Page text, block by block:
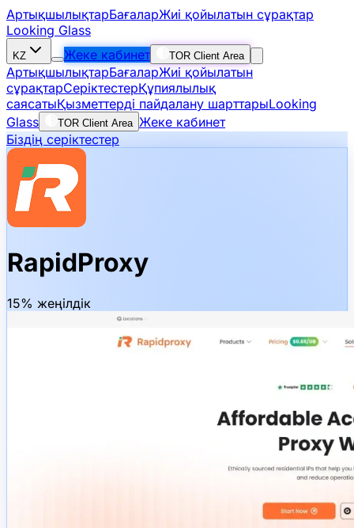
АртықшылықтарБағаларЖиі қойылатын сұрақтар
Looking Glass
KZ Жеке кабинет TOR Client Area
АртықшылықтарБағаларЖиі қойылатын
сұрақтарСеріктестерҚұпиялылық
саясатыҚызметтерді пайдалану шарттарыLooking
Glass
TOR Client Area Жеке кабинет
Біздің серіктестер
RapidProxy
15% жеңілдік